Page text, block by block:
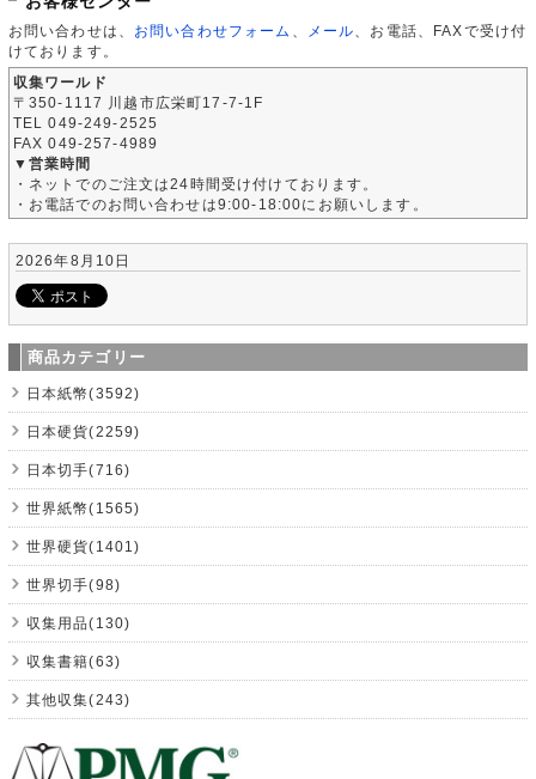
お問い合わせは、 お問い合わせフォーム メール 、お電話、FAXで受け付
けております。
収集ワールド
〒350-1117 川越市広栄町17-7-1F
TEL 049-249-2525
FAX 049-257-4989
▼営業時間
・ネットでのご注文は24時間受け付けております。
・お電話でのお問い合わせは9:00-18:00にお願いします。
2026年8月10日
商品カテゴリー
日本紙幣(3592)
日本硬貨(2259)
日本切手(716)
世界紙幣(1565)
世界硬貨(1401)
世界切手(98)
収集用品(130)
収集書籍(63)
其他収集(243)